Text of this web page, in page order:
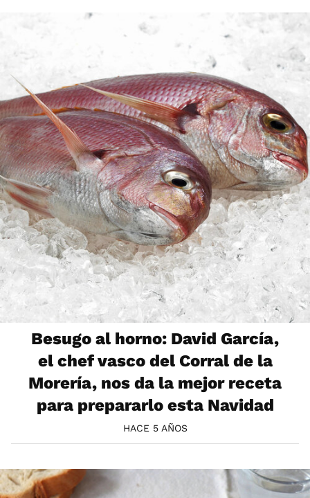
Besugo al horno: David García,
el chef vasco del Corral de la
Morería, nos da la mejor receta
para prepararlo esta Navidad
HACE 5 AÑOS